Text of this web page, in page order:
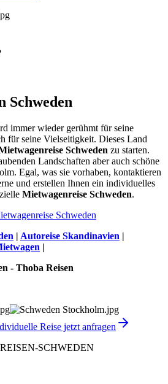
Schweden
immer wieder gerühmt für seine
für seine Vielseitigkeit. Dieses Land
Schweden zu starten.
Landschaften aber auch schöne
Egal, was sie vorhaben, kontaktieren
und erstellen Ihnen ein individuelles
Mietwagenreise Schweden.
Schweden
| Autoreise Skandinavien |
|
- Thoba Reisen
Reise jetzt anfragen
SCHWEDEN